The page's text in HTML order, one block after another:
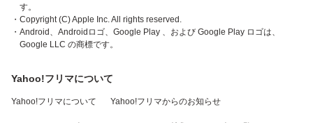
す。
・Copyright (C) Apple Inc. All rights reserved.
・Android、Androidロゴ、Google Play 、および Google Play ロゴは、
Google LLC の商標です。
Yahoo!フリマについて
Yahoo!フリマについて Yahoo!フリマからのお知らせ